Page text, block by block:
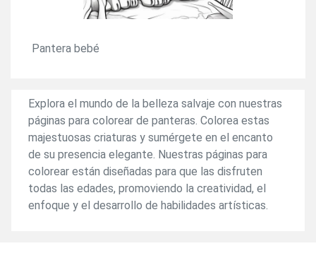
Pantera bebé
Explora el mundo de la belleza salvaje con nuestras
páginas para colorear de panteras. Colorea estas
majestuosas criaturas y sumérgete en el encanto
de su presencia elegante. Nuestras páginas para
colorear están diseñadas para que las disfruten
todas las edades, promoviendo la creatividad, el
enfoque y el desarrollo de habilidades artísticas.